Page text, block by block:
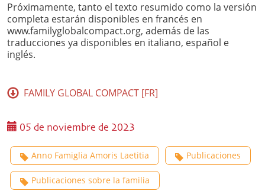
Próximamente, tanto el texto resumido como la versión
completa estarán disponibles en francés en
www.familyglobalcompact.org, además de las
traducciones ya disponibles en italiano, español e
inglés.
FAMILY GLOBAL COMPACT [FR]
05 de noviembre de 2023
Anno Famiglia Amoris Laetitia Publicaciones
Publicaciones sobre la familia